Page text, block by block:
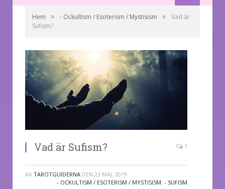
Hem » - Ockultism / Esoterism / Mystisism »
Vad är
Sufism?
Vad är Sufism? 1
AV TAROTGUIDERNA DEN 23 MAJ, 2019
- OCKULTISM / ESOTERISM / MYSTISISM, - SUFISM